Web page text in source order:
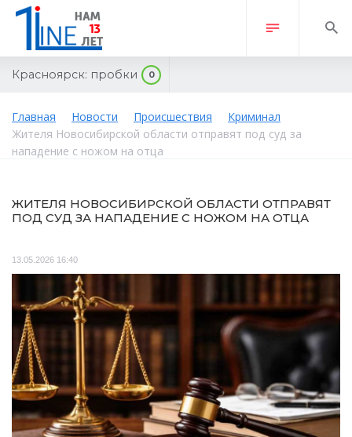
Красноярск: пробки 0
Главная Новости Происшествия
Криминал
Жителя Новосибирской области отправят под суд за
нападение с ножом на отца
ЖИТЕЛЯ НОВОСИБИРСКОЙ ОБЛАСТИ ОТПРАВЯТ
ПОД СУД ЗА НАПАДЕНИЕ С НОЖОМ НА ОТЦА
13.05.2026 16:40